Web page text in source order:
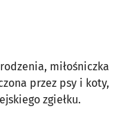
miłośniczka
przez psy i koty,
zgiełku.